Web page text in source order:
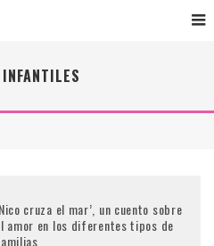
cruza el mar’, un cuento sobre
amor en los diferentes tipos de